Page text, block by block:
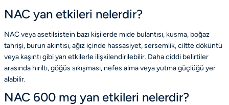
NAC yan etkileri nelerdir?
NAC veya asetilsistein bazı kişilerde mide bulantısı, kusma, boğaz
tahrişi, burun akıntısı, ağız içinde hassasiyet, sersemlik, ciltte döküntü
veya kaşıntı gibi yan etkilerle ilişkilendirilebilir. Daha ciddi belirtiler
arasında hırıltı, göğüs sıkışması, nefes alma veya yutma güçlüğü yer
alabilir.
NAC 600 mg yan etkileri nelerdir?